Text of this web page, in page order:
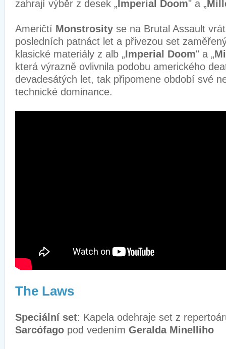
zahrají výběr z desek „ Imperial Doom" a „
Američtí Monstrosity se na Brutal Assault
posledních patnáct let a přivezou set
klasické materiály z alb „Imperial Doom" a „
která výrazně ovlivnila podobu amerického
devadesátých let, tak připomene období své
technické dominance.
The Laws
Speciální set: Kapela odehraje set z
Sarcófago pod vedením Geralda Minelliho